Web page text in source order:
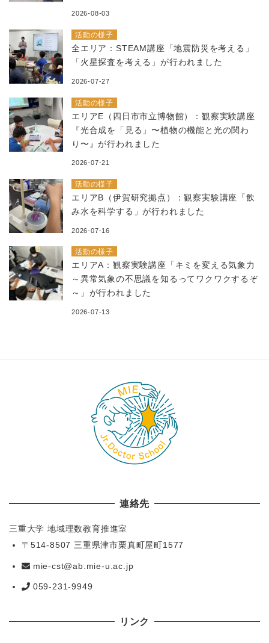
2026-08-03
活動の様子
全エリア：STEAM講座「地震防災を考える」
「火星探査を考える」が行われました
2026-07-27
活動の様子
エリアE（四日市市立博物館）：観察実験講座
『光合成を「見る」〜植物の機能と光の関わ
り〜』が行われました
2026-07-21
活動の様子
エリアB（伊賀研究拠点）：観察実験講座「飲
み水を科学する」が行われました
2026-07-16
活動の様子
エリアA：観察実験講座「キミを変える気象力
～異常気象の不思議を知るってワクワクするぞ
～」が行われました
2026-07-13
連絡先
三重大学 地域理数教育推進室
〒514-8507 三重県津市栗真町屋町1577
mie-cst@ab.mie-u.ac.jp
059-231-9949
リンク